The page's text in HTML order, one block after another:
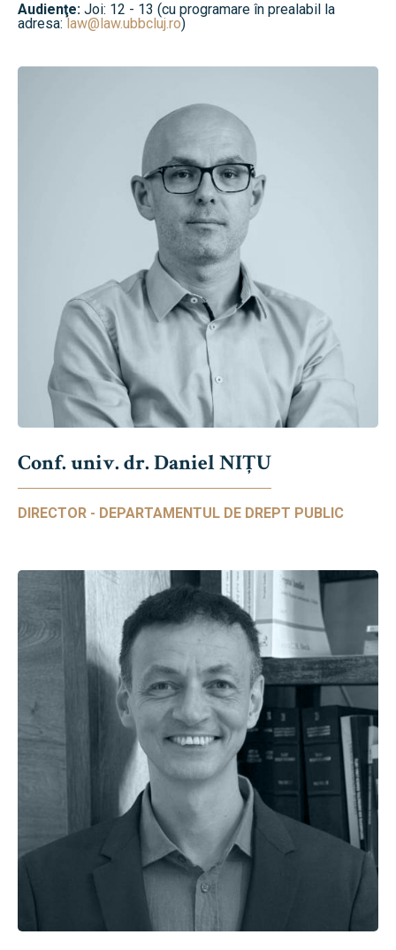
Audienţe: Joi: 12 - 13 (cu programare în prealabil la
adresa:law@law.ubbcluj.ro)
Conf. univ. dr. Daniel NIŢU
DIRECTOR - DEPARTAMENTUL DE DREPT PUBLIC